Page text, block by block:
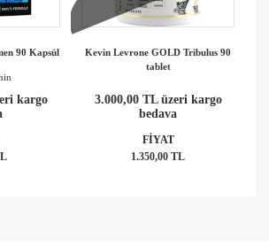
90 Kapsül
kargo
Kevin Levrone GOLD Tribulus 90
tablet
3.000,00 TL üzeri kargo
bedava
FİYAT
1.350,00 TL